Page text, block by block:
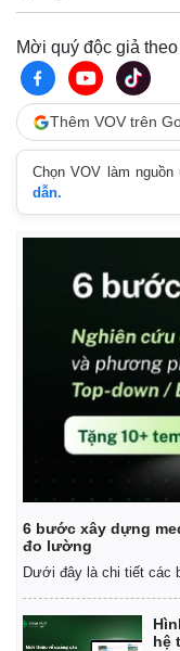
Lịch thi đấu bóng đá
Thế giới thể thao
Hậu trường
Mời quý độc giả
Thêm VOV trên
Chọn VOV làm
dẫn.
6 bước xây dựng
đo lường
Dưới đây là chi tiết các
hệ